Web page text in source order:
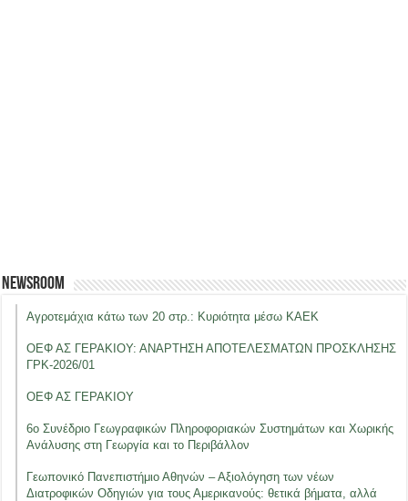
Newsroom
Αγροτεμάχια κάτω των 20 στρ.: Κυριότητα μέσω ΚΑΕΚ
ΟΕΦ ΑΣ ΓΕΡΑΚΙΟΥ: ΑΝΑΡΤΗΣΗ ΑΠΟΤΕΛΕΣΜΑΤΩΝ ΠΡΟΣΚΛΗΣΗΣ
ΓΡΚ-2026/01
ΟΕΦ ΑΣ ΓΕΡΑΚΙΟΥ
6ο Συνέδριο Γεωγραφικών Πληροφοριακών Συστημάτων και Χωρικής
Ανάλυσης στη Γεωργία και το Περιβάλλον
Γεωπονικό Πανεπιστήμιο Αθηνών – Αξιολόγηση των νέων
Διατροφικών Οδηγιών για τους Αμερικανούς: θετικά βήματα, αλλά